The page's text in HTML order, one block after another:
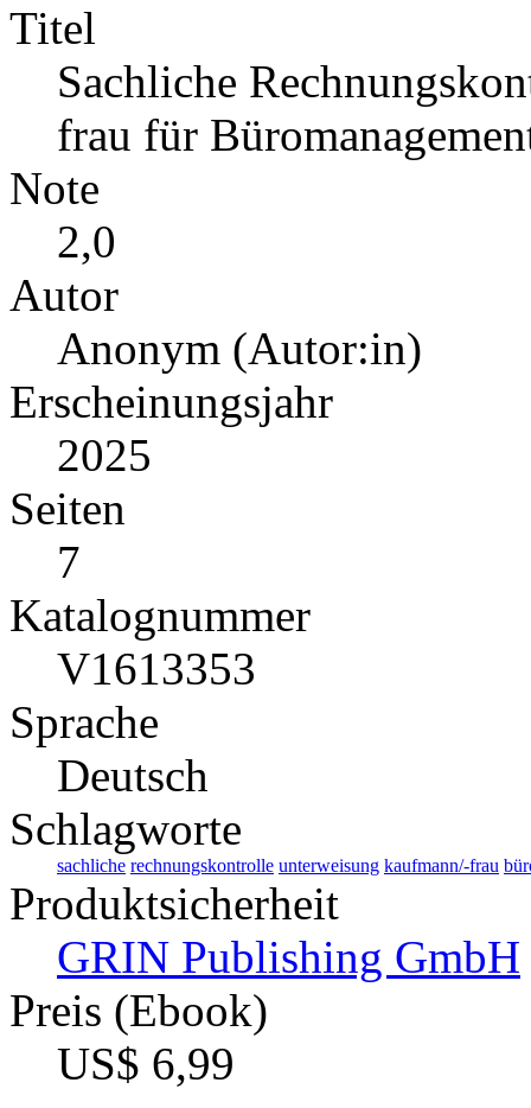
Titel
Sachliche
frau für
Note
2,0
Autor
Anonym (Autor:in)
Erscheinungsjahr
2025
Seiten
7
Katalognummer
V1613353
Sprache
Deutsch
Schlagworte
sachliche rechnungskontrolle unterweisung kaufmann/-frau
Produktsicherheit
GRIN Publishing GmbH
Preis (Ebook)
US$ 6,99